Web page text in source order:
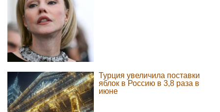
Турция увеличила поставки
яблок в Россию в 3,8 раза в
июне